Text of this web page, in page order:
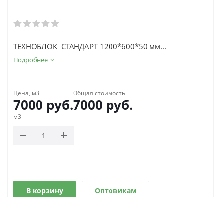
ТЕХНОБЛОК СТАНДАРТ 1200*600*50 мм...
Подробнее
Цена, м3
7000 руб.
Общая стоимость
7000 руб.
м3
В корзину Оптовикам